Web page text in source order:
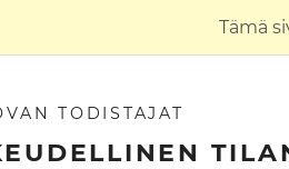
Tämä
TODISTAJAT